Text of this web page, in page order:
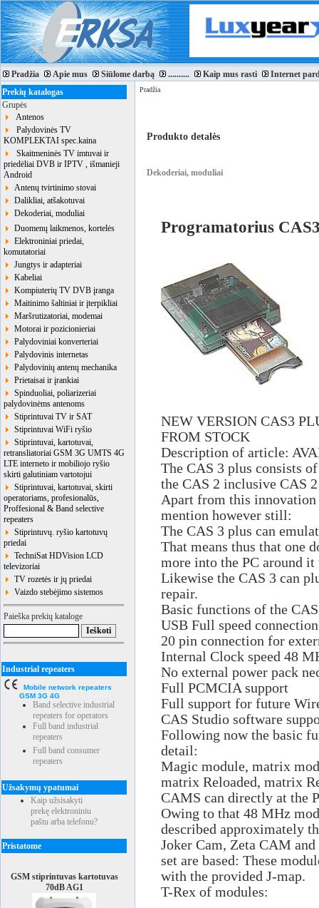
Pradžia Apie mus Siūlome darbą .......... Kaip mus rasti
Internet
Prekių katalogas
Grupės
Antenos
Palydovinės TV
KOMPLEKTAI spec.kaina
Skaitmeninės TV imtuvai ir
priedėliai DVB ir IPTV , išmanieji
Android
Antenų tvirtinimo stovai
Dalikliai, atšakotuvai
Dekoderiai, moduliai
Duomenų laikmenos, kortelės
Elektroniniai priedai,
komutatoriai
Jungtys ir adapteriai
Kabeliai
Kompiuterių TV DVB įranga
Maitinimo šaltiniai ir įterpikliai
Maršrutizatoriai, modemai
Motorai ir pozicionieriai
Palydoviniai konverteriai
Palydovinis internetas
Palydovinių antenų mechanika
Prietaisai ir įrankiai
Spinduoliai, poliarizeriai
palydovinėms antenoms
Stiprintuvai TV ir SAT
Stiprintuvai WiFi ryšio
Stiprintuvai, kartotuvai,
retransliatoriai GSM 3G UMTS 4G
LTE interneto ir mobiliojo ryšio
skirti galutiniam vartotojui
Stiprintuvai, kartotuvai, skirti
operatoriams, profesionalūs,
Proffesional & Band selective
repeaters
Stiprintuvų. ryšio kartotuvų
priedai
TechniSat HDVision LCD
televizoriai
TV rozetės ir jų priedai
Vaizdo stebėjimo sistemos
Paieška prekių kataloge
Industrial repeaters
Mobile network repeaters
GSM 3G 4G
Band selective industrial
repeaters for operators
Full band industrial
repeaters
Full band consumer
repeaters
Užsakymų ypatumai
Kaip užsisakyti
prekę elektroniniu
paštu arba telefonu?
Pristatome
GSM stiprintuvas kartotuvas
70dB AG1
Pradžia
Produkto detalės
Dekoderiai, moduliai
Programatorius
NEW VERSION CAS3
FROM STOCK
Description of article:
The CAS 3 plus consists
the CAS 2 inclusive CAS
Apart from this innovation
mention however still:
The CAS 3 plus can
That means thus that one
more into the PC around it
Likewise the CAS 3 can
repair.
Basic functions of the
USB Full speed
20 pin connection for
Internal Clock speed 48
No external power pack
Full PCMCIA support
Full support for future
CAS Studio software
Following now the basic
detail:
Magic module, matrix
matrix Reloaded, matrix
CAMS can directly at the
Owing to that 48 MHz
described approximately
Joker Cam, Zeta CAM
set are based: These
with the provided J-map.
T-Rex of modules: